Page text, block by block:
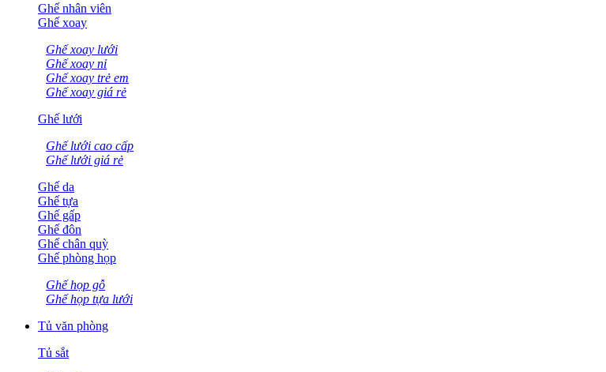
Ghế nhân viên
Ghế xoay
Ghế xoay lưới
Ghế xoay nỉ
Ghế xoay trẻ em
Ghế xoay giá rẻ
Ghế lưới
Ghế lưới cao cấp
Ghế lưới giá rẻ
Ghế da
Ghế tựa
Ghế gấp
Ghế đôn
Ghế chân quỳ
Ghế phòng họp
Ghế họp gỗ
Ghế họp tựa lưới
Tủ văn phòng
Tủ sắt